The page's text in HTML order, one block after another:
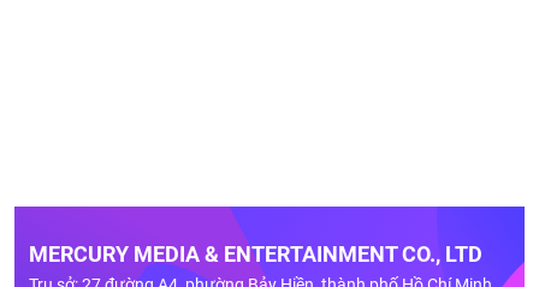
MERCURY MEDIA & ENTERTAINMENT CO., LTD